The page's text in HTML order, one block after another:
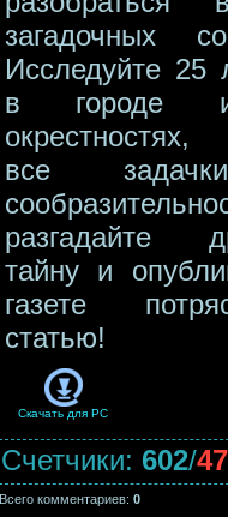
загадочных
Исследуйте 25
в городе
все
разгадайте
тайну и
газете
статью!
Скачать для PC
Счетчики: 602/
Всего комментариев: 0